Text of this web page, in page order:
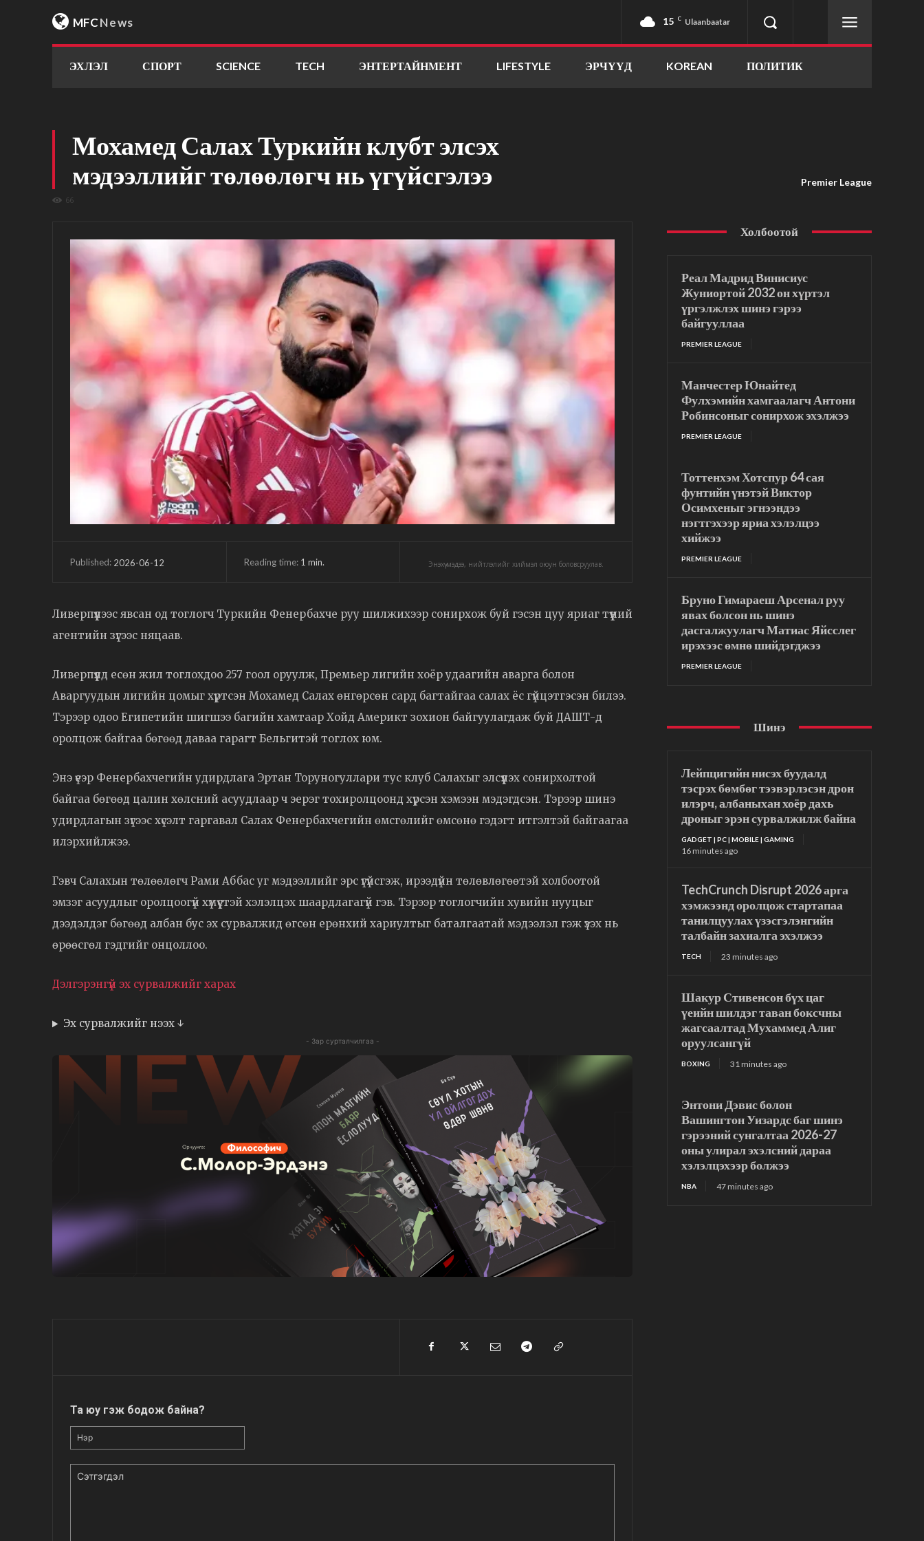
MFCNews 15 C Ulaanbaatar
ЭХЛЭЛ СПОРТ SCIENCE TECH ЭНТЕРТАЙНМЕНТ LIFESTYLE ЭРЧҮҮД KOREAN ПОЛИТИК
Мохамед Салах Туркийн клубт элсэх
мэдээллийг төлөөлөгч нь үгүйсгэлээ
66
Premier League
Published: 2026-06-12 Reading time: 1 min. Энэхүү мэдээ, нийтлэлийг хиймэл оюун боловсруулав.
Ливерпүүлээс явсан од тоглогч Туркийн Фенербахче руу шилжихээр сонирхож буй гэсэн цуу яриаг түүний
агентийн зүгээс няцаав.
Ливерпүүлд есөн жил тоглохдоо 257 гоол оруулж, Премьер лигийн хоёр удаагийн аварга болон
Аваргуудын лигийн цомыг хүртсэн Мохамед Салах өнгөрсөн сард багтайгаа салах ёс гүйцэтгэсэн билээ.
Тэрээр одоо Египетийн шигшээ багийн хамтаар Хойд Америкт зохион байгуулагдаж буй ДАШТ-д
оролцож байгаа бөгөөд даваа гарагт Бельгитэй тоглох юм.
Энэ үеэр Фенербахчегийн удирдлага Эртан Торуногуллари тус клуб Салахыг элсүүлэх сонирхолтой
байгаа бөгөөд цалин хөлсний асуудлаар ч эерэг тохиролцоонд хүрсэн хэмээн мэдэгдсэн. Тэрээр шинэ
удирдлагын зүгээс хүсэлт гаргавал Салах Фенербахчегийн өмсгөлийг өмсөнө гэдэгт итгэлтэй байгаагаа
илэрхийлжээ.
Гэвч Салахын төлөөлөгч Рами Аббас уг мэдээллийг эрс үгүйсгэж, ирээдүйн төлөвлөгөөтэй холбоотой
эмзэг асуудлыг оролцоогүй хүмүүстэй хэлэлцэх шаардлагагүй гэв. Тэрээр тоглогчийн хувийн нууцыг
дээдэлдэг бөгөөд албан бус эх сурвалжид өгсөн ерөнхий хариултыг баталгаатай мэдээлэл гэж үзэх нь
өрөөсгөл гэдгийг онцоллоо.
Дэлгэрэнгүй эх сурвалжийг харах
Эх сурвалжийг нээх ↓
- Зар сурталчилгаа -
Та юу гэж бодож байна?
Холбоотой
Реал Мадрид Винисиус
Жуниортой 2032 он хүртэл
үргэлжлэх шинэ гэрээ
байгууллаа
PREMIER LEAGUE
Манчестер Юнайтед
Фулхэмийн хамгаалагч Антони
Робинсоныг сонирхож эхэлжээ
PREMIER LEAGUE
Тоттенхэм Хотспур 64 сая
фунтийн үнэтэй Виктор
Осимхеныг эгнээндээ
нэгтгэхээр яриа хэлэлцээ
хийжээ
PREMIER LEAGUE
Бруно Гимараеш Арсенал руу
явах болсон нь шинэ
дасгалжуулагч Матиас Яйсслег
ирэхээс өмнө шийдэгджээ
PREMIER LEAGUE
Шинэ
Лейпцигийн нисэх буудалд
тэсрэх бөмбөг тээвэрлэсэн дрон
илэрч, албаныхан хоёр дахь
дроныг эрэн сурвалжилж байна
GADGET | PC | MOBILE | GAMING
16 minutes ago
TechCrunch Disrupt 2026 арга
хэмжээнд оролцож стартапаа
танилцуулах үзэсгэлэнгийн
талбайн захиалга эхэлжээ
TECH 23 minutes ago
Шакур Стивенсон бүх цаг
үеийн шилдэг таван боксчны
жагсаалтад Мухаммед Алиг
оруулсангүй
BOXING 31 minutes ago
Энтони Дэвис болон
Вашингтон Уизардс баг шинэ
гэрээний сунгалтаа 2026-27
оны улирал эхэлсний дараа
хэлэлцэхээр болжээ
NBA 47 minutes ago